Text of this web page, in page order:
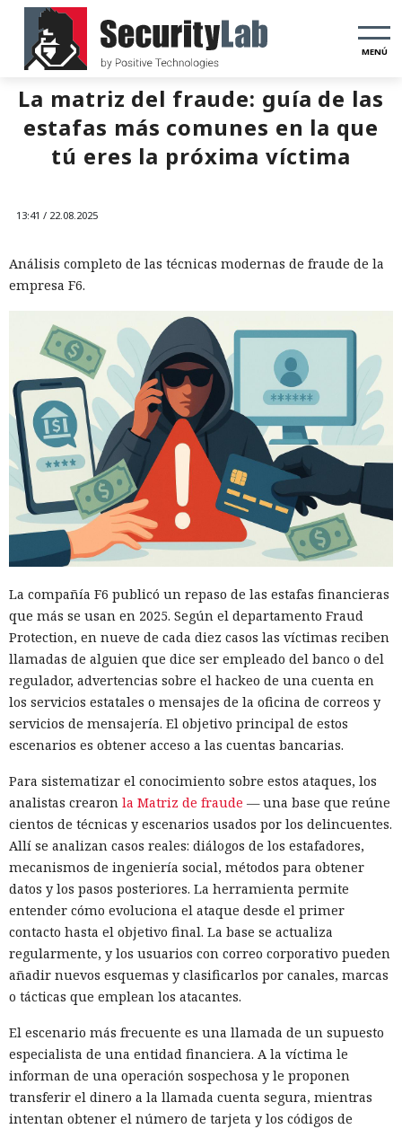
MENÚ
La matriz del fraude: guía de las
estafas más comunes en la que
tú eres la próxima víctima
13:41 / 22.08.2025
Análisis completo de las técnicas modernas de fraude de la
empresa F6.
La compañía F6 publicó un repaso de las estafas financieras
que más se usan en 2025. Según el departamento Fraud
Protection, en nueve de cada diez casos las víctimas reciben
llamadas de alguien que dice ser empleado del banco o del
regulador, advertencias sobre el hackeo de una cuenta en
los servicios estatales o mensajes de la oficina de correos y
servicios de mensajería. El objetivo principal de estos
escenarios es obtener acceso a las cuentas bancarias.
Para sistematizar el conocimiento sobre estos ataques, los
analistas crearon la Matriz de fraude — una base que reúne
cientos de técnicas y escenarios usados por los delincuentes.
Allí se analizan casos reales: diálogos de los estafadores,
mecanismos de ingeniería social, métodos para obtener
datos y los pasos posteriores. La herramienta permite
entender cómo evoluciona el ataque desde el primer
contacto hasta el objetivo final. La base se actualiza
regularmente, y los usuarios con correo corporativo pueden
añadir nuevos esquemas y clasificarlos por canales, marcas
o tácticas que emplean los atacantes.
El escenario más frecuente es una llamada de un supuesto
especialista de una entidad financiera. A la víctima le
informan de una operación sospechosa y le proponen
transferir el dinero a la llamada cuenta segura, mientras
intentan obtener el número de tarjeta y los códigos de